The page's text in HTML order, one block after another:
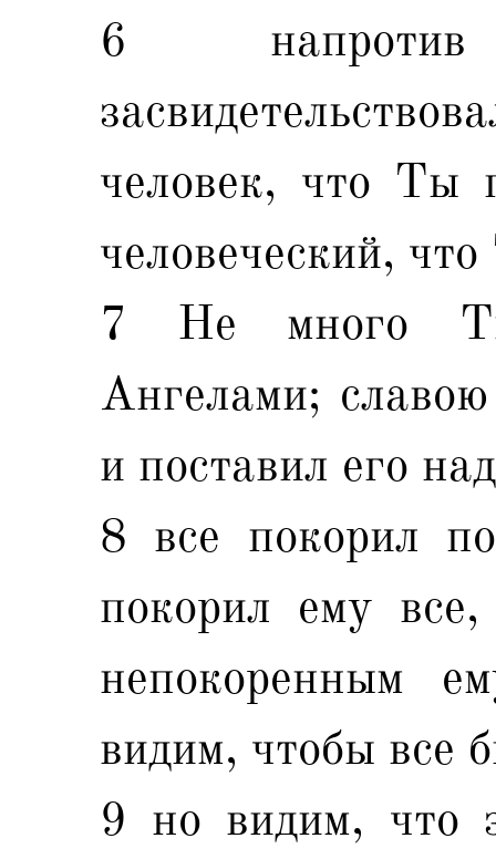
6
человек, что Ты
человеческий,
7 Не много
Ангелами;
и поставил его
8 все покорил
покорил ему
непокоренным
видим, чтобы все
9 но видим, что